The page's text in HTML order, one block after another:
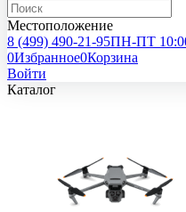
Местоположение
8 (499) 490-21-95ПН-ПТ
0Избранное0Корзина
Войти
Каталог